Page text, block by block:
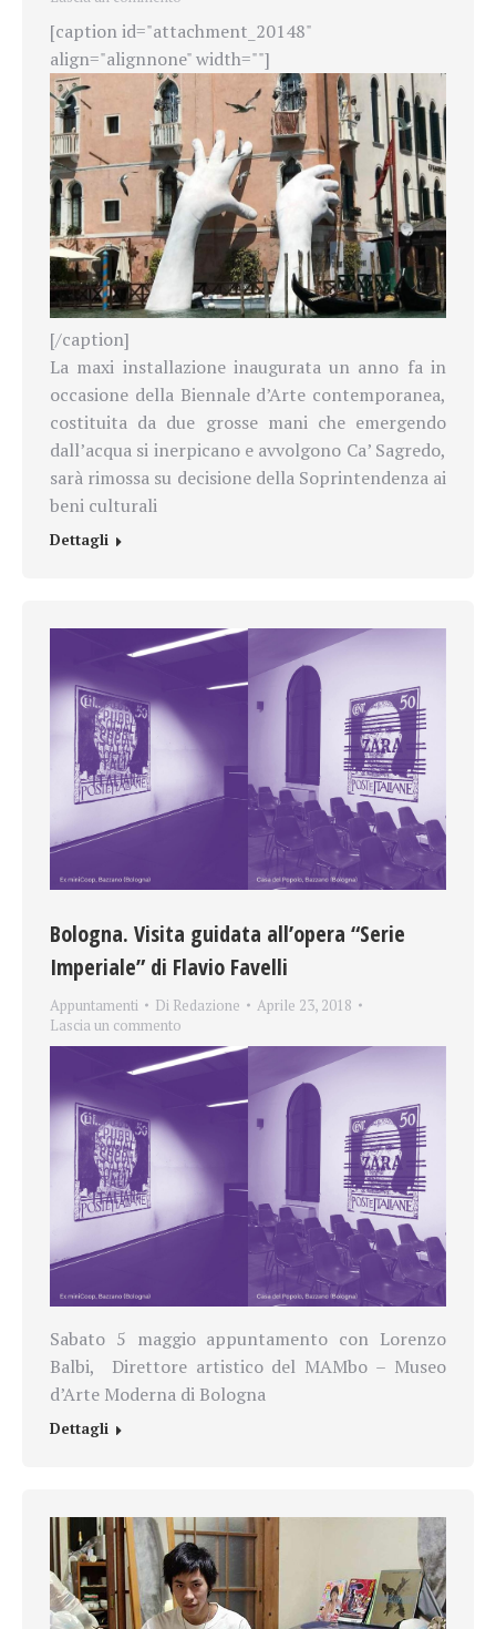
[caption id="attachment_20148"
align="alignnone" width=""]
[/caption]
La maxi installazione inaugurata un anno fa in
occasione della Biennale d’Arte contemporanea,
costituita da due grosse mani che emergendo
dall’acqua si inerpicano e avvolgono Ca’ Sagredo,
sarà rimossa su decisione della Soprintendenza ai
beni culturali
Dettagli
Bologna. Visita guidata all’opera “Serie
Imperiale” di Flavio Favelli
Appuntamenti Di Redazione
Aprile 23, 2018
Lascia un commento
Sabato 5 maggio appuntamento con Lorenzo
Balbi, Direttore artistico del MAMbo – Museo
d’Arte Moderna di Bologna
Dettagli